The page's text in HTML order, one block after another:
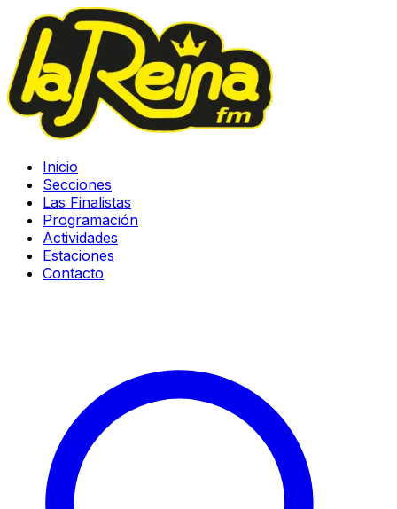
Inicio
Secciones
Las Finalistas
Programación
Actividades
Estaciones
Contacto